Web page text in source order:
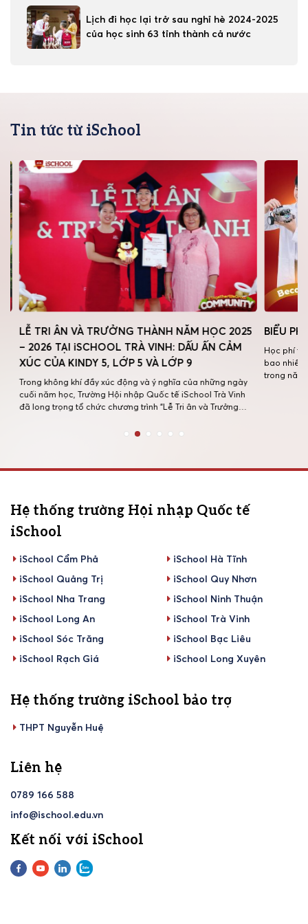
Lịch đi học lại trở sau nghỉ hè 2024-2025
của học sinh 63 tỉnh thành cả nước
Tin tức từ iSchool
LỄ TRI ÂN VÀ TRƯỞNG THÀNH NĂM HỌC 2025
– 2026 TẠI iSCHOOL TRÀ VINH: DẤU ẤN CẢM
XÚC CỦA KINDY 5, LỚP 5 VÀ LỚP 9
Trong không khí đầy xúc động và ý nghĩa của những ngày
cuối năm học, Trường Hội nhập Quốc tế iSchool Trà Vinh
đã long trọng tổ chức chương trình “Lễ Tri ân và Trưởng
BIỂU PHÍ
Học phí tại
bao nhiêu?
trong năm
Hệ thống trường Hội nhập Quốc tế
iSchool
iSchool Cẩm Phả
iSchool Hà Tĩnh
iSchool Quảng Trị
iSchool Quy Nhơn
iSchool Nha Trang
iSchool Ninh Thuận
iSchool Long An
iSchool Trà Vinh
iSchool Sóc Trăng
iSchool Bạc Liêu
iSchool Rạch Giá
iSchool Long Xuyên
Hệ thống trường iSchool bảo trợ
THPT Nguyễn Huệ
Liên hệ
0789 166 588
info@ischool.edu.vn
Kết nối với iSchool